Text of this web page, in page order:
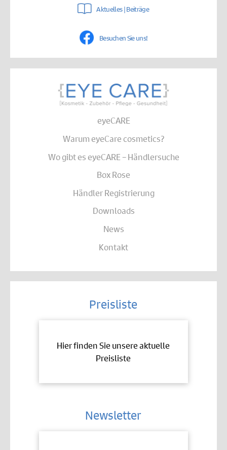
Aktuelles | Beiträge
Besuchen Sie uns!
eyeCARE
Warum eyeCare cosmetics?
Wo gibt es eyeCARE – Händlersuche
Box Rose
Händler Registrierung
Downloads
News
Kontakt
Preisliste
Hier finden Sie unsere aktuelle
Preisliste
Newsletter